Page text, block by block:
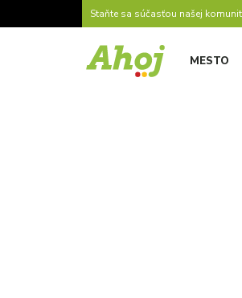
Staňte sa súčasťou našej
MESTO